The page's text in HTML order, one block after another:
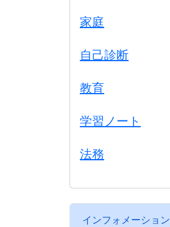
家庭
自己診断
教育
学習ノート
法務
インフォメーション